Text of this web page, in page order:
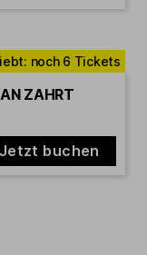
ZAHRT
Jetzt buchen